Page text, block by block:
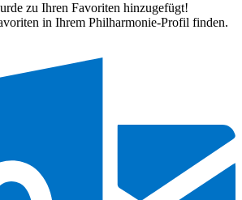
zu Ihren Favoriten hinzugefügt!
in Ihrem Philharmonie-Profil finden.